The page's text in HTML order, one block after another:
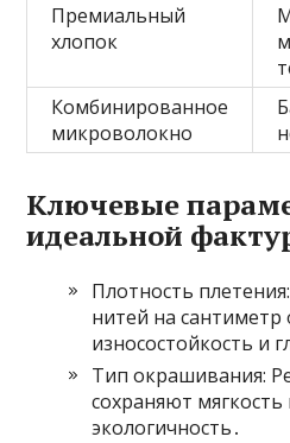
Премиальный
хлопок
Комбинированное
микроволокно
Ключевые
идеальной
Плотность
нитей на сантиметр
износостойкость и
Тип окрашивания:
сохраняют
экологичность․